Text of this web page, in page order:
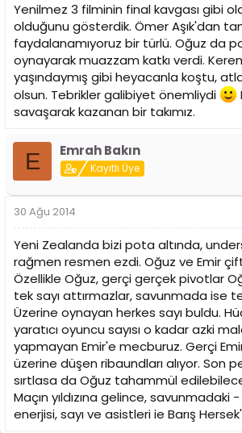
Yenilmez 3 filminin final kavgası gibi
olduğunu gösterdik. Ömer Aşık'dan
faydalanamıyoruz bir türlü. Oğuz da
oynayarak muazzam katkı verdi.
yaşındaymış gibi heyacanla koştu,
olsun. Tebrikler galibiyet önemliydi
savaşarak kazanan bir takımız.
E Emrah Bakın
Kayıtlı Üye
30 Ağu 2014
Yeni Zealanda bizi pota altında,
rağmen resmen ezdi. Oğuz ve Emir çift
Özellikle Oğuz, gerçi gerçek pivotlar
tek sayı attırmazlar, savunmada ise
Üzerine oynayan herkes sayı buldu.
yaratıcı oyuncu sayısı o kadar azki
yapmayan Emir'e mecburuz. Gerçi
üzerine düşen ribaundları alıyor. Son
sırtlasa da Oğuz tahammül
Maçın yıldızına gelince, savunmadaki
enerjisi, sayı ve asistleri ie Barış